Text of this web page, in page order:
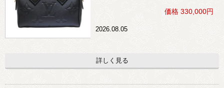
（黒）
価格 330,000円
2026.08.05
詳しく見る
> お知らせ
> キャンペーン情報
> 会社概要
> アクセス